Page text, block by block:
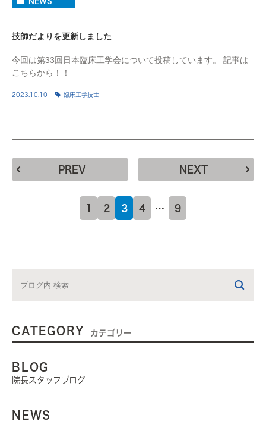
技師だよりを更新しました
今回は第33回日本臨床工学会について投稿しています。 記事は
こちらから！！
2023.10.10 臨床工学技士
PREV
1 2 3 4 … 9
NEXT
CATEGORY カテゴリー
BLOG
院長スタッフブログ
NEWS